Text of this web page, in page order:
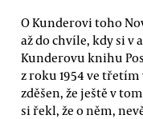
O Kunderovi toho
až do chvíle, kdy si
Kunderovu knihu
z roku 1954 ve
zděšen, že ještě v
si řekl, že o něm,